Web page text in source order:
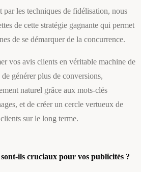
par les techniques de fidélisation, nous
de cette stratégie gagnante qui permet
de se démarquer de la concurrence.
vos avis clients en véritable machine de
générer plus de conversions,
naturel grâce aux mots-clés
et de créer un cercle vertueux de
sur le long terme.
ils cruciaux pour vos publicités ?